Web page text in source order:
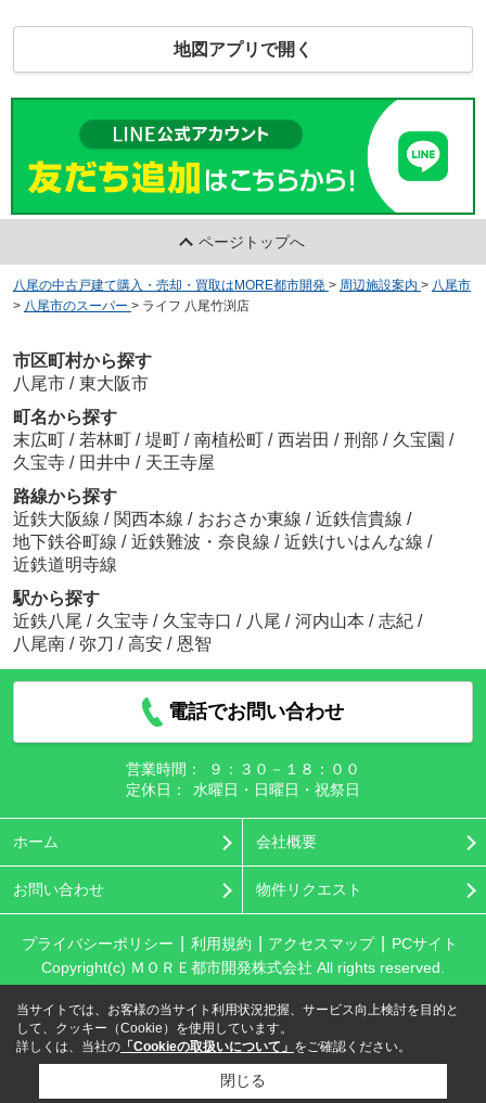
地図アプリで開く
ページトップへ
八尾の中古戸建て購入・売却・買取はMORE都市開発 > 周辺施設案内 > 八尾市
> 八尾市のスーパー > ライフ 八尾竹渕店
市区町村から探す
八尾市 / 東大阪市
町名から探す
末広町 / 若林町 / 堤町 / 南植松町 / 西岩田 / 刑部 / 久宝園 /
久宝寺 / 田井中 / 天王寺屋
路線から探す
近鉄大阪線 / 関西本線 / おおさか東線 / 近鉄信貴線 /
地下鉄谷町線 / 近鉄難波・奈良線 / 近鉄けいはんな線 /
近鉄道明寺線
駅から探す
近鉄八尾 / 久宝寺 / 久宝寺口 / 八尾 / 河内山本 / 志紀 /
八尾南 / 弥刀 / 高安 / 恩智
電話でお問い合わせ
営業時間：
９：３０－１８：００
定休日：
水曜日・日曜日・祝祭日
ホーム 会社概要
お問い合わせ 物件リクエスト
プライバシーポリシー 利用規約 アクセスマップ
PCサイト
Copyright(c) ＭＯＲＥ都市開発株式会社 All rights reserved.
当サイトでは、お客様の当サイト利用状況把握、サービス向上検討を目的と
して、クッキー（Cookie）を使用しています。
詳しくは、当社の 「Cookieの取扱いについて」 をご確認ください。
閉じる